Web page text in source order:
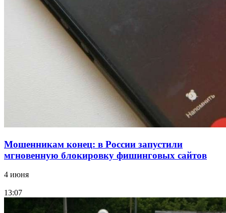
парке прошёл фестиваль „Арбузный переполох“
Волгоградские компании нарастили экспорт:
заключены контракты на 3,6 млн долларов
Мошенникам конец: в России запустили
мгновенную блокировку фишинговых сайтов
4 июня
13:07